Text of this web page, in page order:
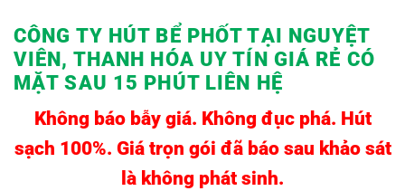
CÔNG TY HÚT BỂ PHỐT TẠI NGUYỆT
VIÊN, THANH HÓA UY TÍN GIÁ RẺ CÓ
MẶT SAU 15 PHÚT LIÊN HỆ
Không báo bẫy giá. Không đục phá. Hút
sạch 100%. Giá trọn gói đã báo sau khảo sát
là không phát sinh.